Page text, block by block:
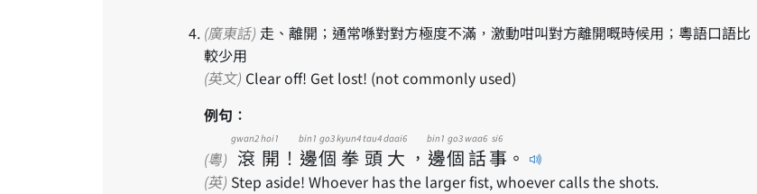
(廣東話)
較少用
(英文) Clear off! Get lost! (not commonly used)
例句：
(粵) 滾
gwan2
開
hoi1
！ 邊
bin1
個
go3
拳
kyun4
頭
tau4
大
daai6
， 邊
bin1
個
go3
話
waa6
事
si6
。
(英) Step aside! Whoever has the larger fist, whoever calls the shots.